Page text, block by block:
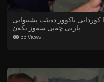
کوردانی باکوور دەبێت پشتیوانی
پارتی چەپی سەوز بکەن
33 Views